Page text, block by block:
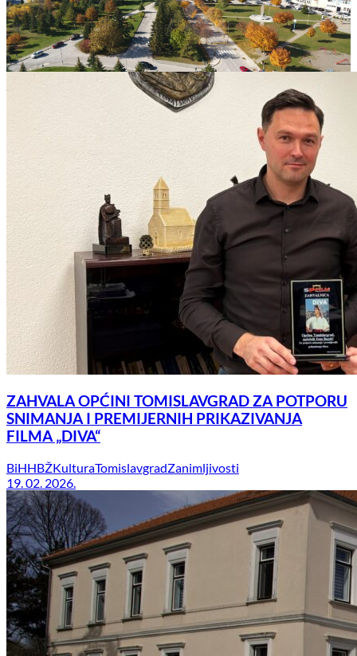
ZAHVALA OPĆINI TOMISLAVGRAD ZA POTPORU
SNIMANJA I PREMIJERNIH PRIKAZIVANJA
FILMA „DIVA“
BiHHBŽKulturaTomislavgradZanimljivosti
19. 02. 2026.